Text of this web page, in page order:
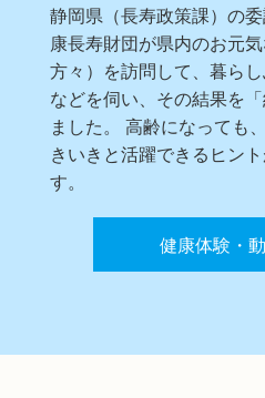
静岡県（長寿政策課）の
康長寿財団が県内のお元
方々）を訪問して、暮ら
などを伺い、その結果を
ました。 高齢になっても
きいきと活躍できるヒン
す。
健康体験・